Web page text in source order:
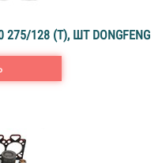
128 (Т), ШТ DONGFENG